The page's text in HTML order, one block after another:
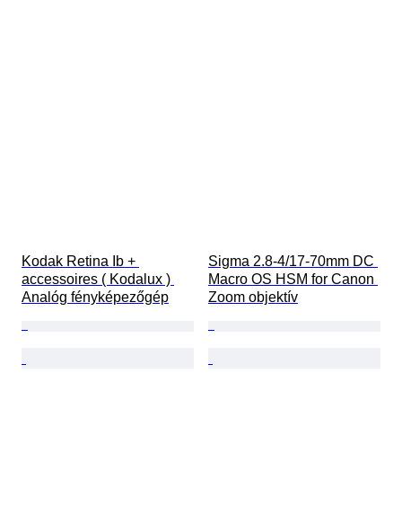
Kodak Retina Ib +
accessoires ( Kodalux )
Analóg fényképezőgép
Sigma 2.8-4/17-70mm DC
Macro OS HSM for Canon
Zoom objektív